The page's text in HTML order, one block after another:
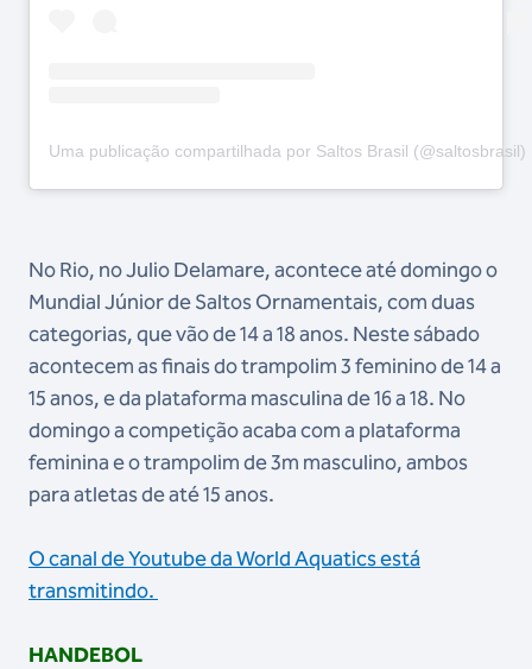
Uma publicação compartilhada por Saltos Brasil (@saltosbrasil)
No Rio, no Julio Delamare, acontece até domingo o
Mundial Júnior de Saltos Ornamentais, com duas
categorias, que vão de 14 a 18 anos. Neste sábado
acontecem as finais do trampolim 3 feminino de 14 a
15 anos, e da plataforma masculina de 16 a 18. No
domingo a competição acaba com a plataforma
feminina e o trampolim de 3m masculino, ambos
para atletas de até 15 anos.
O canal de Youtube da World Aquatics está
transmitindo.
HANDEBOL